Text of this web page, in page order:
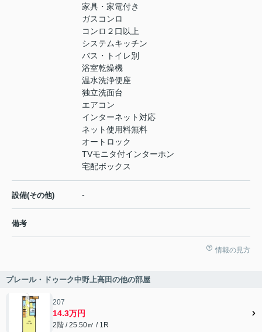
家具・家電付き
ガスコンロ
コンロ２口以上
システムキッチン
バス・トイレ別
浴室乾燥機
温水洗浄便座
独立洗面台
エアコン
インターネット対応
ネット使用料無料
オートロック
TVモニタ付インターホン
宅配ボックス
設備(その他) -
備考
情報の見方
プレール・ドゥーク中野上高田の他の部屋
207
14.3万円
2階 / 25.50㎡ / 1R